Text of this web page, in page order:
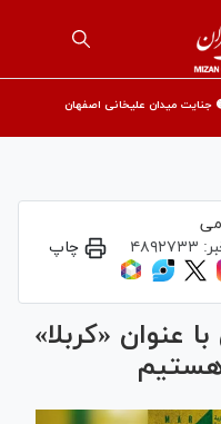
جنایت میدان علیخانی اصفهان
۴۸۹۲۷۳۳ چاپ
عنوان «کربلا»
هستیم